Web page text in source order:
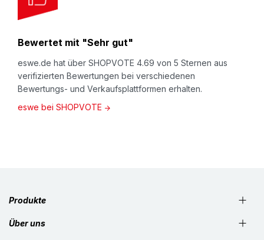
Bewertet mit "Sehr gut"
eswe.de hat über SHOPVOTE 4.69 von 5 Sternen aus
verifizierten Bewertungen bei verschiedenen
Bewertungs- und Verkaufsplattformen erhalten.
eswe bei SHOPVOTE
Produkte
Über uns